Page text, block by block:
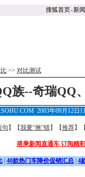
搜狐首页-新闻
>> 对比测试
族--奇瑞QQ
2003年09月12
句 】【我要“揪”错】【推荐】
搭乘新闻直通车 订阅精
40款热门车降价促销汇总 4